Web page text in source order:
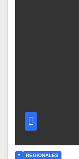
* REGIONALES